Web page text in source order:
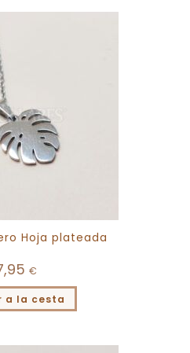
Hoja plateada
€
a la cesta